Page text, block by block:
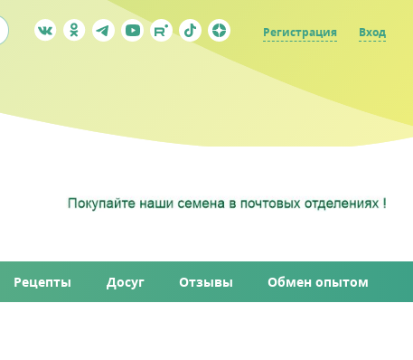
Регистрация Вход
Рецепты Досуг Отзывы Обмен опытом